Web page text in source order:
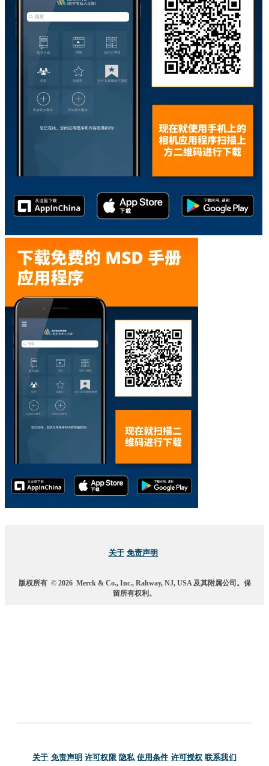
关于 免责声明
版权所有 © 2026 Merck & Co., Inc., Rahway, NJ, USA 及其附属公司。保
留所有权利。
关于 免责声明 许可权限 隐私 使用条件 许可授权 联系我们